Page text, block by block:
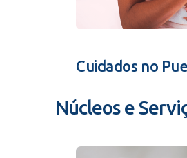
Cuidados no
Núcleos e